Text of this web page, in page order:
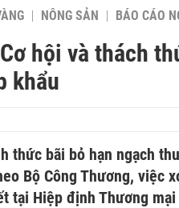
NÔNG SẢN BÁO CÁO
hội và thách
khẩu
thức bãi bỏ hạn ngạch
Bộ Công Thương, việc
tại Hiệp định Thương mại